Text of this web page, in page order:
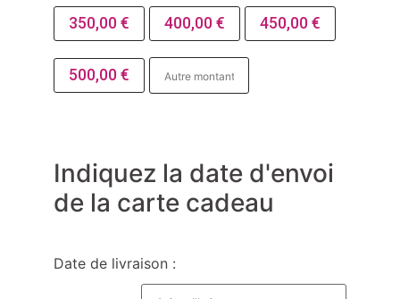
350,00 € 400,00 € 450,00 €
500,00 €
Indiquez la date d'envoi
de la carte cadeau
Date de livraison :